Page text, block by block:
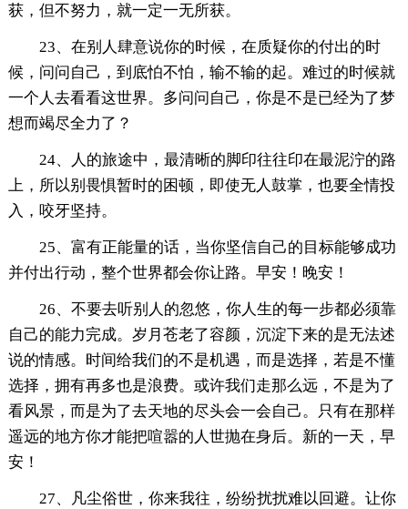
获，但不努力，就一定一无所获。
23、在别人肆意说你的时候，在质疑你的付出的时
候，问问自己，到底怕不怕，输不输的起。难过的时候就
一个人去看看这世界。多问问自己，你是不是已经为了梦
想而竭尽全力了？
24、人的旅途中，最清晰的脚印往往印在最泥泞的路
上，所以别畏惧暂时的困顿，即使无人鼓掌，也要全情投
入，咬牙坚持。
25、富有正能量的话，当你坚信自己的目标能够成功
并付出行动，整个世界都会你让路。早安！晚安！
26、不要去听别人的忽悠，你人生的每一步都必须靠
自己的能力完成。岁月苍老了容颜，沉淀下来的是无法述
说的情感。时间给我们的不是机遇，而是选择，若是不懂
选择，拥有再多也是浪费。或许我们走那么远，不是为了
看风景，而是为了去天地的尽头会一会自己。只有在那样
遥远的地方你才能把喧嚣的人世抛在身后。新的一天，早
安！
27、凡尘俗世，你来我往，纷纷扰扰难以回避。让你